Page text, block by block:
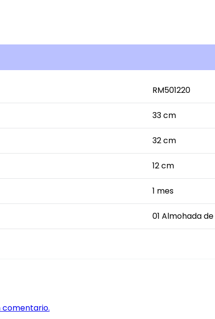
RM501220
33 cm
32 cm
12 cm
1 mes
01 Almohada
comentario.